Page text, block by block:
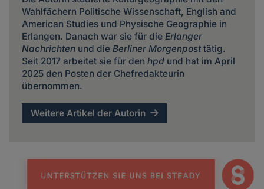
Wahlfächern Politische Wissenschaft, English and
American Studies und Physische Geographie in
Erlangen. Danach war sie für die Erlanger
Nachrichtenund die Berliner Morgenposttätig.
Seit 2017 arbeitet sie für den hpdund hat im April
2025 den Posten der Chefredakteurin
übernommen.
Weitere Artikel der Autorin